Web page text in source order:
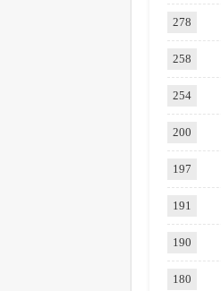
278
258
254
200
197
191
190
180